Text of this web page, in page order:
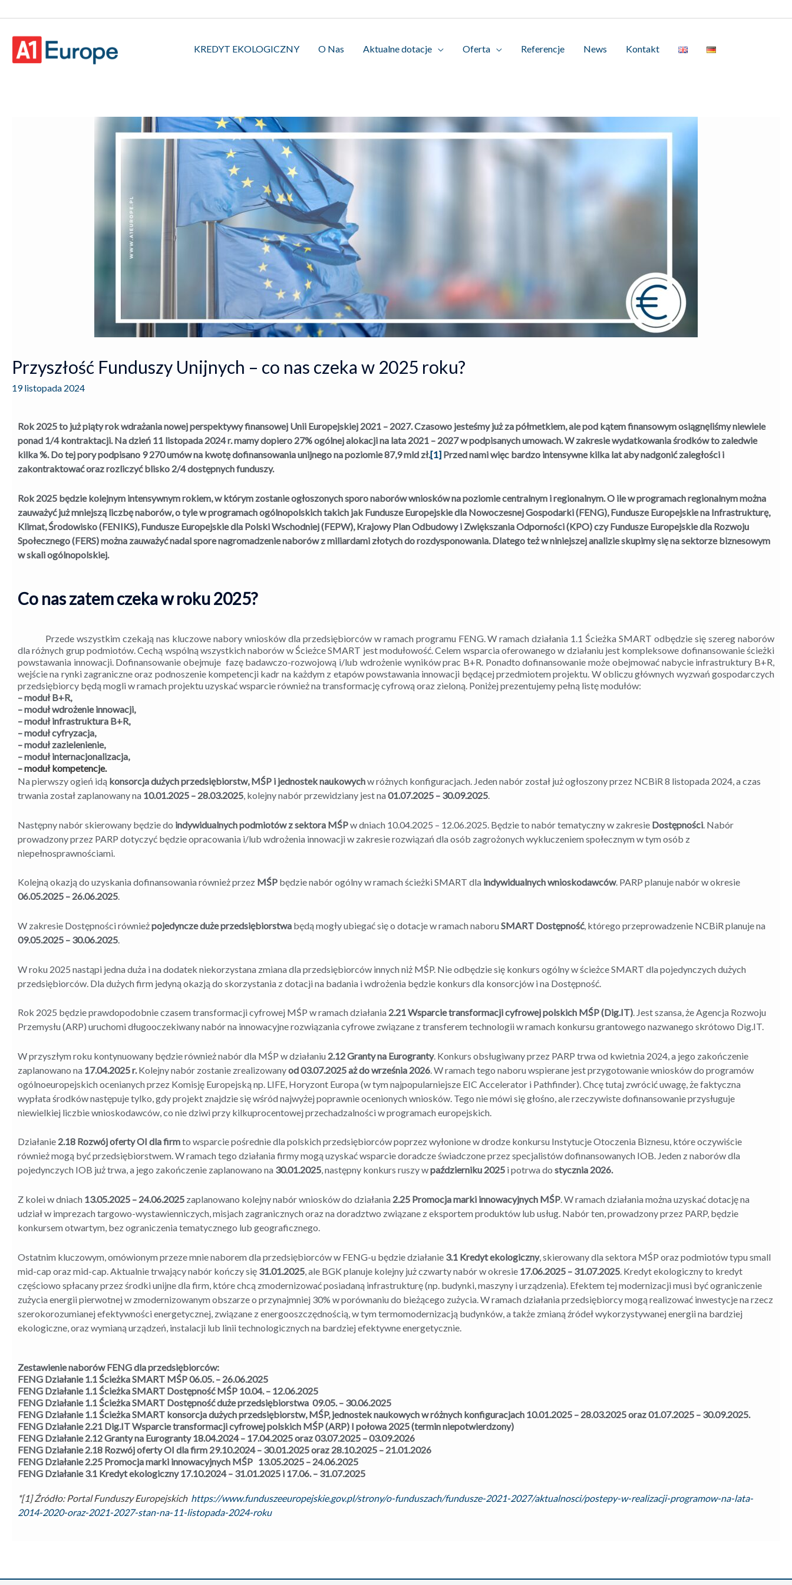
KREDYT EKOLOGICZNY O Nas Aktualne dotacje Oferta Referencje News Kontakt
Przyszłość Funduszy Unijnych – co nas czeka w 2025 roku?
19 listopada 2024
Rok 2025 to już piąty rok wdrażania nowej perspektywy finansowej Unii Europejskiej 2021 – 2027. Czasowo jesteśmy już za półmetkiem, ale pod kątem finansowym osiągnęliśmy niewiele
ponad 1/4 kontraktacji. Na dzień 11 listopada 2024 r. mamy dopiero 27% ogólnej alokacji na lata 2021 – 2027 w podpisanych umowach. W zakresie wydatkowania środków to zaledwie
kilka %. Do tej pory podpisano 9 270 umów na kwotę dofinansowania unijnego na poziomie 87,9 mld zł.[1] Przed nami więc bardzo intensywne kilka lat aby nadgonić zaległości i
zakontraktować oraz rozliczyć blisko 2/4 dostępnych funduszy.
Rok 2025 będzie kolejnym intensywnym rokiem, w którym zostanie ogłoszonych sporo naborów wniosków na poziomie centralnym i regionalnym. O ile w programach regionalnym można
zauważyć już mniejszą liczbę naborów, o tyle w programach ogólnopolskich takich jak Fundusze Europejskie dla Nowoczesnej Gospodarki (FENG), Fundusze Europejskie na Infrastrukturę,
Klimat, Środowisko (FENIKS), Fundusze Europejskie dla Polski Wschodniej (FEPW), Krajowy Plan Odbudowy i Zwiększania Odporności (KPO) czy Fundusze Europejskie dla Rozwoju
Społecznego (FERS) można zauważyć nadal spore nagromadzenie naborów z miliardami złotych do rozdysponowania. Dlatego też w niniejszej analizie skupimy się na sektorze biznesowym
w skali ogólnopolskiej.
Co nas zatem czeka w roku 2025?
Przede wszystkim czekają nas kluczowe nabory wniosków dla przedsiębiorców w ramach programu FENG. W ramach działania 1.1 Ścieżka SMART odbędzie się szereg naborów
dla różnych grup podmiotów. Cechą wspólną wszystkich naborów w Ścieżce SMART jest modułowość. Celem wsparcia oferowanego w działaniu jest kompleksowe dofinansowanie ścieżki
powstawania innowacji. Dofinansowanie obejmuje fazę badawczo-rozwojową i/lub wdrożenie wyników prac B+R. Ponadto dofinansowanie może obejmować nabycie infrastruktury B+R,
wejście na rynki zagraniczne oraz podnoszenie kompetencji kadr na każdym z etapów powstawania innowacji będącej przedmiotem projektu. W obliczu głównych wyzwań gospodarczych
przedsiębiorcy będą mogli w ramach projektu uzyskać wsparcie również na transformację cyfrową oraz zieloną. Poniżej prezentujemy pełną listę modułów:
– moduł B+R,
– moduł wdrożenie innowacji,
– moduł infrastruktura B+R,
– moduł cyfryzacja,
– moduł zazielenienie,
– moduł internacjonalizacja,
– moduł kompetencje.
Na pierwszy ogień idą konsorcja dużych przedsiębiorstw, MŚP i jednostek naukowychw różnych konfiguracjach. Jeden nabór został już ogłoszony przez NCBiR 8 listopada 2024, a czas
trwania został zaplanowany na 10.01.2025 – 28.03.2025, kolejny nabór przewidziany jest na01.07.2025 – 30.09.2025.
Następny nabór skierowany będzie do indywidualnych podmiotów z sektora MŚPw dniach 10.04.2025 – 12.06.2025. Będzie to nabór tematyczny w zakresie Dostępności . Nabór
prowadzony przez PARP dotyczyć będzie opracowania i/lub wdrożenia innowacji w zakresie rozwiązań dla osób zagrożonych wykluczeniem społecznym w tym osób z
niepełnosprawnościami.
Kolejną okazją do uzyskania dofinansowania również przez MŚP będzie nabór ogólny w ramach ścieżki SMART dla indywidualnych wnioskodawców. PARP planuje nabór w okresie
06.05.2025 – 26.06.2025.
W zakresie Dostępności równieżpojedyncze duże przedsiębiorstwa będą mogły ubiegać się o dotacje w ramach naboruSMART Dostępność, którego przeprowadzenie NCBiR planuje na
09.05.2025 – 30.06.2025.
W roku 2025 nastąpi jedna duża i na dodatek niekorzystana zmiana dla przedsiębiorców innych niż MŚP. Nie odbędzie się konkurs ogólny w ścieżce SMART dla pojedynczych dużych
przedsiębiorców. Dla dużych firm jedyną okazją do skorzystania z dotacji na badania i wdrożenia będzie konkurs dla konsorcjów i na Dostępność.
Rok 2025 będzie prawdopodobnie czasem transformacji cyfrowej MŚP w ramach działania 2.21 Wsparcie transformacji cyfrowej polskich MŚP (Dig.IT). Jest szansa, że Agencja Rozwoju
Przemysłu (ARP) uruchomi długooczekiwany nabór na innowacyjne rozwiązania cyfrowe związane z transferem technologii w ramach konkursu grantowego nazwanego skrótowo Dig.IT.
W przyszłym roku kontynuowany będzie również nabór dla MŚP w działaniu 2.12 Granty na Eurogranty. Konkurs obsługiwany przez PARP trwa od kwietnia 2024, a jego zakończenie
zaplanowano na 17.04.2025 r. Kolejny nabór zostanie zrealizowanyod 03.07.2025 aż do września 2026 . W ramach tego naboru wspierane jest przygotowanie wniosków do programów
ogólnoeuropejskich ocenianych przez Komisję Europejską np. LIFE, Horyzont Europa (w tym najpopularniejsze EIC Accelerator i Pathfinder). Chcę tutaj zwrócić uwagę, że faktyczna
wypłata środków następuje tylko, gdy projekt znajdzie się wśród najwyżej poprawnie ocenionych wniosków. Tego nie mówi się głośno, ale rzeczywiste dofinansowanie przysługuje
niewielkiej liczbie wnioskodawców, co nie dziwi przy kilkuprocentowej przechadzalności w programach europejskich.
Działanie 2.18 Rozwój oferty OI dla firmto wsparcie pośrednie dla polskich przedsiębiorców poprzez wyłonione w drodze konkursu Instytucje Otoczenia Biznesu, które oczywiście
również mogą być przedsiębiorstwem. W ramach tego działania firmy mogą uzyskać wsparcie doradcze świadczone przez specjalistów dofinansowanych IOB. Jeden z naborów dla
pojedynczych IOB już trwa, a jego zakończenie zaplanowano na 30.01.2025, następny konkurs ruszy wpaździerniku 2025 i potrwa do stycznia 2026.
Z kolei w dniach 13.05.2025 – 24.06.2025 zaplanowano kolejny nabór wniosków do działania 2.25 Promocja marki innowacyjnych MŚP. W ramach działania można uzyskać dotację na
udział w imprezach targowo-wystawienniczych, misjach zagranicznych oraz na doradztwo związane z eksportem produktów lub usług. Nabór ten, prowadzony przez PARP, będzie
konkursem otwartym, bez ograniczenia tematycznego lub geograficznego.
Ostatnim kluczowym, omówionym przeze mnie naborem dla przedsiębiorców w FENG-u będzie działanie 3.1 Kredyt ekologiczny, skierowany dla sektora MŚP oraz podmiotów typu small
mid-cap oraz mid-cap. Aktualnie trwający nabór kończy się 31.01.2025 , ale BGK planuje kolejny już czwarty nabór w okresie 17.06.2025 – 31.07.2025 . Kredyt ekologiczny to kredyt
częściowo spłacany przez środki unijne dla firm, które chcą zmodernizować posiadaną infrastrukturę (np. budynki, maszyny i urządzenia). Efektem tej modernizacji musi być ograniczenie
zużycia energii pierwotnej w zmodernizowanym obszarze o przynajmniej 30% w porównaniu do bieżącego zużycia. W ramach działania przedsiębiorcy mogą realizować inwestycje na rzecz
szerokorozumianej efektywności energetycznej, związane z energooszczędnością, w tym termomodernizacją budynków, a także zmianą źródeł wykorzystywanej energii na bardziej
ekologiczne, oraz wymianą urządzeń, instalacji lub linii technologicznych na bardziej efektywne energetycznie.
Zestawienie naborów FENG dla przedsiębiorców:
FENG Działanie 1.1 Ścieżka SMART MŚP 06.05. – 26.06.2025
FENG Działanie 1.1 Ścieżka SMART Dostępność MŚP 10.04. – 12.06.2025
FENG Działanie 1.1 Ścieżka SMART Dostępność duże przedsiębiorstwa 09.05. – 30.06.2025
FENG Działanie 1.1 Ścieżka SMART konsorcja dużych przedsiębiorstw, MŚP, jednostek naukowych w różnych konfiguracjach 10.01.2025 – 28.03.2025 oraz 01.07.2025 – 30.09.2025.
FENG Działanie 2.21 Dig.IT Wsparcie transformacji cyfrowej polskich MŚP (ARP) I połowa 2025 (termin niepotwierdzony)
FENG Działanie 2.12 Granty na Eurogranty 18.04.2024 – 17.04.2025 oraz 03.07.2025 – 03.09.2026
FENG Działanie 2.18 Rozwój oferty OI dla firm 29.10.2024 – 30.01.2025 oraz 28.10.2025 – 21.01.2026
FENG Działanie 2.25 Promocja marki innowacyjnych MŚP 13.05.2025 – 24.06.2025
FENG Działanie 3.1 Kredyt ekologiczny 17.10.2024 – 31.01.2025 i 17.06. – 31.07.2025
*[1] Źródło: Portal Funduszy Europejskich https://www.funduszeeuropejskie.gov.pl/strony/o-funduszach/fundusze-2021-2027/aktualnosci/postepy-w-realizacji-programow-na-lata-
2014-2020-oraz-2021-2027-stan-na-11-listopada-2024-roku